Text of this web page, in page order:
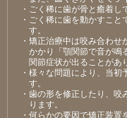
・ごく稀に歯が骨と癒着し
・ごく稀に歯を動かすこ
す。
・矯正治療中は咬み合わ
かかり「顎関節で音が鳴
関節症状が出ることがあ
・様々な問題により、当
す。
・歯の形を修正したり、
ります。
・何らかの要因で矯正装置